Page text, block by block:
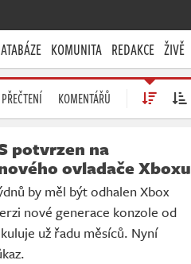
KOMUNITA REDAKCE ŽIVĚ
PŘEČTENÍ KOMENTÁŘŮ
potvrzen na
ovladače Xboxu
by měl být odhalen Xbox
nové generace konzole od
už řadu měsíců. Nyní